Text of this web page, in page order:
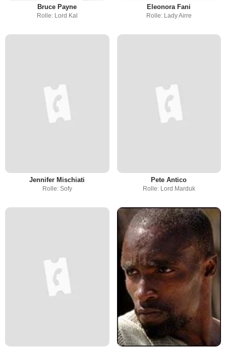
Bruce Payne
Rolle: Lord Kal
Eleonora Fani
Rolle: Lady Airre
Jennifer Mischiati
Rolle: Sofy
Pete Antico
Rolle: Lord Marduk